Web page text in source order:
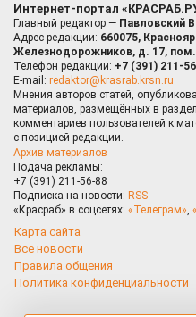
Интернет-портал
Главный редактор — Павловский
Адрес редакции: 660075,
Железнодорожников, д. 17, пом.
Телефон редакции: +7 (391) 211-
E-mail: redaktor@krasrab.krsn.ru
Мнения авторов статей,
материалов, размещённых в
комментариев пользователей к
с позицией редакции.
Архив материалов
Подача рекламы:
+7 (391) 211-56-88
Подписка на новости: RSS
«Красраб» в соцсетях: «Телеграм»,
Карта сайта
Все новости
Правила общения
Политика конфиденциальности